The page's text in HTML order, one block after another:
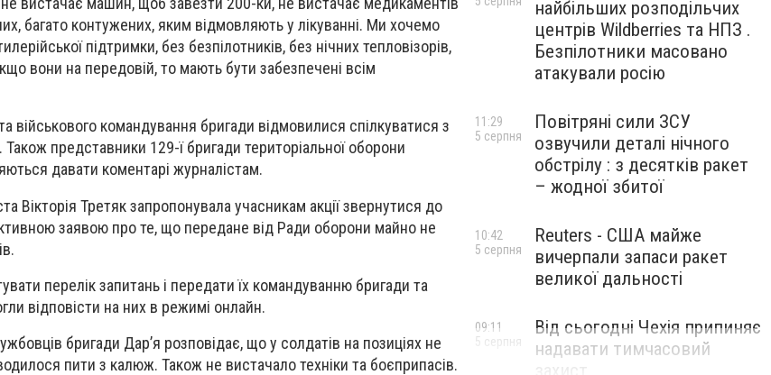
багато контужених, яким відмовляють у лікуванні. Ми хочемо
підтримки, без безпілотників, без нічних тепловізорів,
вони на передовій, то мають бути забезпечені всім
військового командування бригади відмовилися спілкуватися з
представники 129-ї бригади територіальної оборони
давати коментарі журналістам.
Вікторія Третяк запропонувала учасникам акції звернутися до
заявою про те, що передане від Ради оборони майно не
перелік запитань і передати їх командуванню бригади та
відповісти на них в режимі онлайн.
бригади Дар’я розповідає, що у солдатів на позиціях не
пити з калюж. Також не вистачало техніки та боєприпасів.
найбільших розподільчих
центрів Wildberries та НПЗ .
Безпілотники масовано
атакували росію
Повітряні сили ЗСУ
озвучили деталі нічного
обстрілу : з десятків ракет
– жодної збитої
11:29
5 серпня
Reuters - США майже
вичерпали запаси ракет
великої дальності
10:42
5 серпня
Від сьогодні Чехія припиняє
надавати тимчасовий
09:11
5 серпня